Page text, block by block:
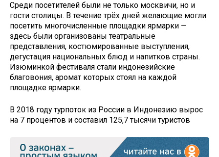
Среди посетителей были не только москвичи, но и
гости столицы. В течение трёх дней желающие могли
посетить многочисленные площадки ярмарки —
здесь были организованы театральные
представления, костюмированные выступления,
дегустация национальных блюд и напитков страны.
Изюминкой фестиваля стали индонезийские
благовония, аромат которых стоял на каждой
площадке ярмарки.
В 2018 году турпоток из России в Индонезию вырос
на 7 процентов и составил 125,7 тысячи туристов